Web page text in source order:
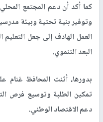
كما أكد أن دعم المجتمع
وتوفير بنية تحتية وبيئة
العمل الهادف إلى جعل
البعد التنموي.
بدورها، أثنت المحافظ غنام
تمكين الطلبة وتوسيع فرص
دعم الاقتصاد الوطني.